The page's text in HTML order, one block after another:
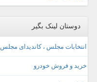
دوستان لینک بگیر
انتخابات مجلس ، کاندیدای مجلس
خرید و فروش خودرو